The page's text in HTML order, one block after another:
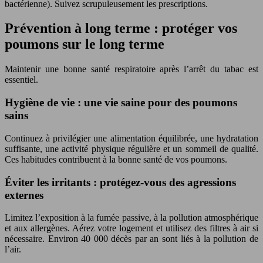
bactérienne). Suivez scrupuleusement les prescriptions.
Prévention à long terme : protéger vos
poumons sur le long terme
Maintenir une bonne santé respiratoire après l’arrêt du tabac est
essentiel.
Hygiène de vie : une vie saine pour des poumons
sains
Continuez à privilégier une alimentation équilibrée, une hydratation
suffisante, une activité physique régulière et un sommeil de qualité.
Ces habitudes contribuent à la bonne santé de vos poumons.
Éviter les irritants : protégez-vous des agressions
externes
Limitez l’exposition à la fumée passive, à la pollution atmosphérique
et aux allergènes. Aérez votre logement et utilisez des filtres à air si
nécessaire. Environ 40 000 décès par an sont liés à la pollution de
l’air.